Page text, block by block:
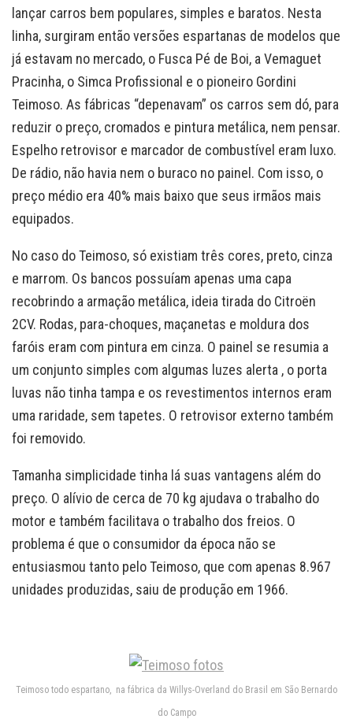
lançar carros bem populares, simples e baratos. Nesta
linha, surgiram então versões espartanas de modelos que
já estavam no mercado, o Fusca Pé de Boi, a Vemaguet
Pracinha, o Simca Profissional e o pioneiro Gordini
Teimoso. As fábricas “depenavam” os carros sem dó, para
reduzir o preço, cromados e pintura metálica, nem pensar.
Espelho retrovisor e marcador de combustível eram luxo.
De rádio, não havia nem o buraco no painel. Com isso, o
preço médio era 40% mais baixo que seus irmãos mais
equipados.
No caso do Teimoso, só existiam três cores, preto, cinza
e marrom. Os bancos possuíam apenas uma capa
recobrindo a armação metálica, ideia tirada do Citroën
2CV. Rodas, para-choques, maçanetas e moldura dos
faróis eram com pintura em cinza. O painel se resumia a
um conjunto simples com algumas luzes alerta , o porta
luvas não tinha tampa e os revestimentos internos eram
uma raridade, sem tapetes. O retrovisor externo também
foi removido.
Tamanha simplicidade tinha lá suas vantagens além do
preço. O alívio de cerca de 70 kg ajudava o trabalho do
motor e também facilitava o trabalho dos freios. O
problema é que o consumidor da época não se
entusiasmou tanto pelo Teimoso, que com apenas 8.967
unidades produzidas, saiu de produção em 1966.
Teimoso todo espartano, na fábrica da Willys-Overland do Brasil em São Bernardo
do Campo